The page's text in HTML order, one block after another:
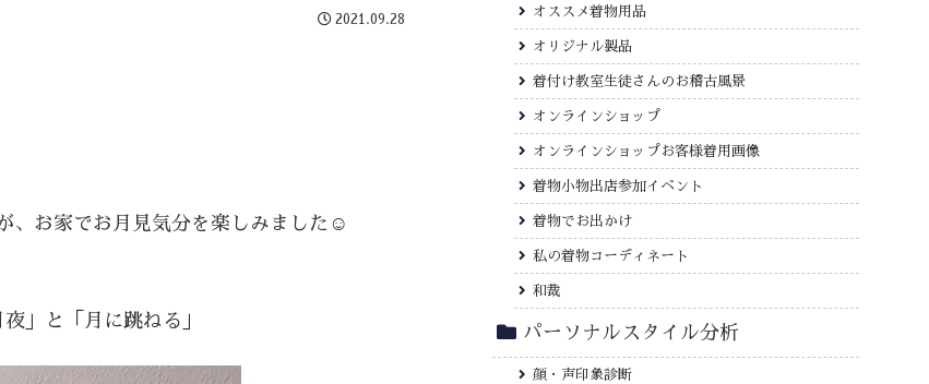
2021.09.28
、お家でお月見気分を楽しみました☺️
」と「月に跳ねる」
オススメ着物用品
オリジナル製品
着付け教室生徒さんのお稽古風景
オンラインショップ
オンラインショップお客様着用画像
着物小物出店参加イベント
着物でお出かけ
私の着物コーディネート
和裁
パーソナルスタイル分析
顔・声印象診断